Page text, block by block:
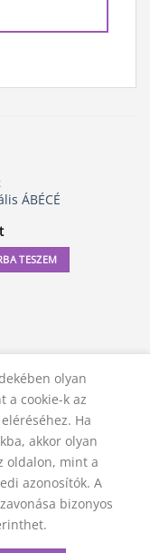
ÁBÉCÉ
TESZEM
ÁSZF
FELTÉTELEK
Kft.
olyan
a cookie-k az
Ha
akkor olyan
oldalon, mint a
azonosítók. A
bizonyos